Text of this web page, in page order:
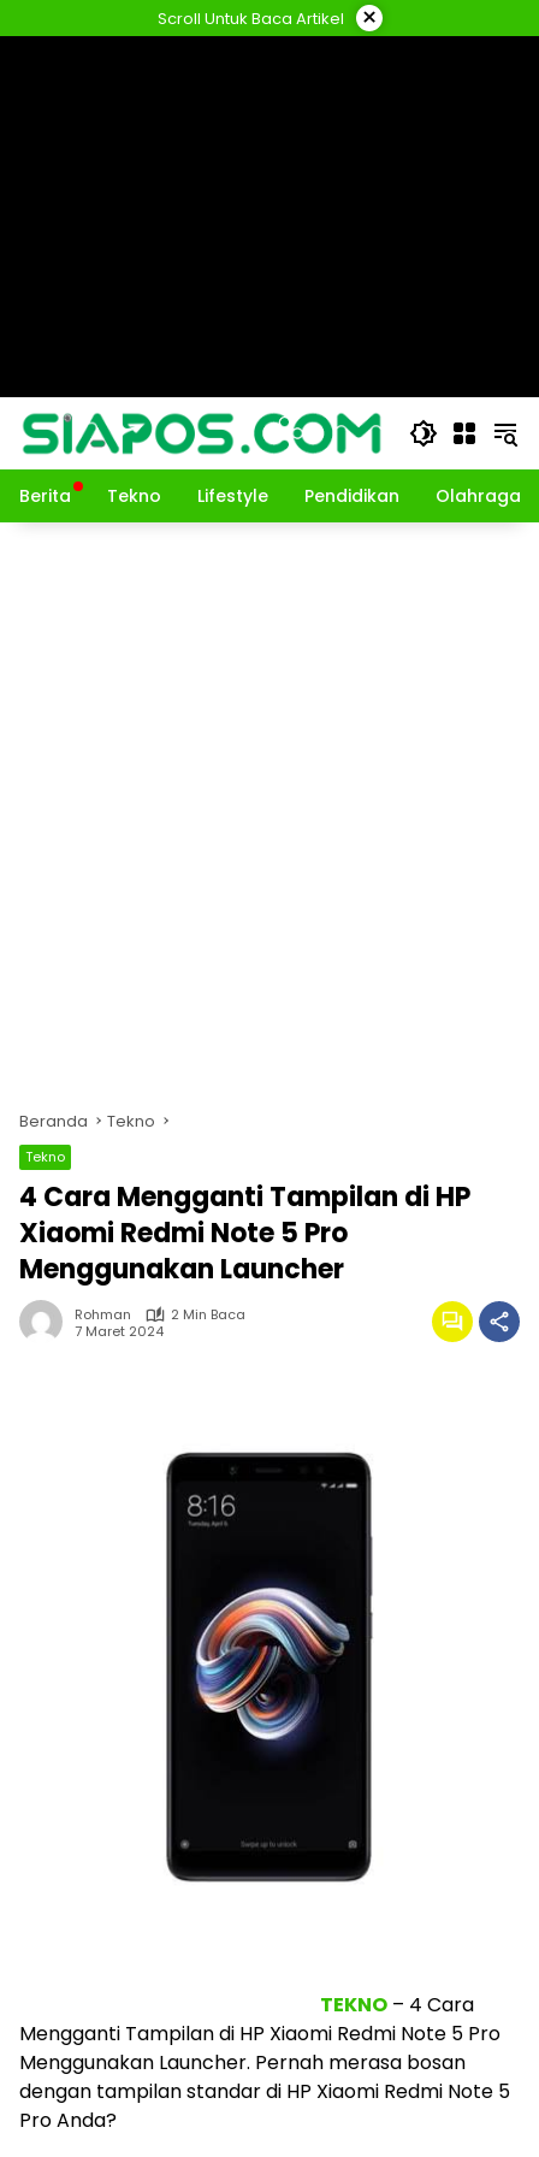
ke
Scroll Untuk Baca Artikel ×
Berita Tekno Lifestyle Pendidikan Olahraga
Beranda Tekno
Tekno
4 Cara Mengganti Tampilan di HP
Xiaomi Redmi Note 5 Pro
Menggunakan Launcher
Rohman
2 Min Baca
7 Maret 2024
TEKNO – 4 Cara
Mengganti Tampilan di HP Xiaomi Redmi Note 5 Pro
Menggunakan Launcher. Pernah merasa bosan
dengan tampilan standar di HP Xiaomi Redmi Note 5
Pro Anda?